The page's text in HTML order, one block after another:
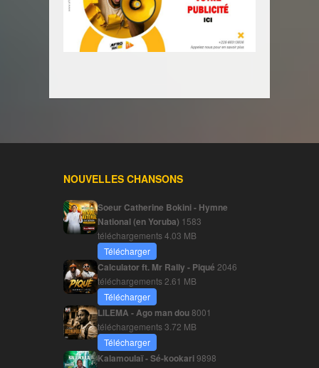
NOUVELLES CHANSONS
Soeur Catherine Bokini - Hymne
National (en Yoruba) 1583
téléchargements4.03 MB
Télécharger
Calculator ft. Mr Rally - Piqué 2046
téléchargements 2.61 MB
Télécharger
LILEMA - Ago man dou8001
téléchargements3.72 MB
Télécharger
Kalamoulaï - Sé-kookari9898